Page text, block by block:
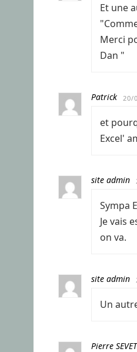
Et une
Merci
Dan "
Patrick 20/
et
Excel'
site admin
Sympa
Je vais
on va.
site admin
Un
Pierre SEVET